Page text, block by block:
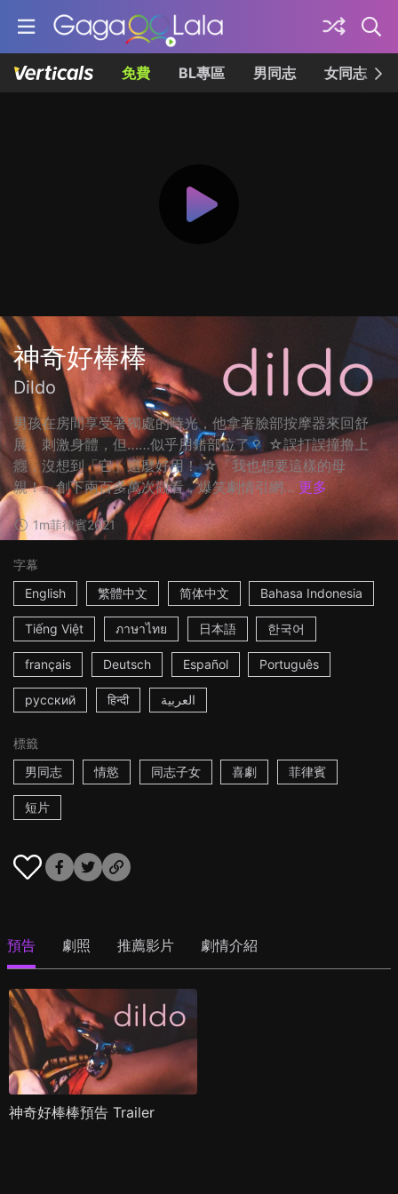
免費 BL專區 男同志 女同志
神奇好棒棒
Dildo
男孩在房間享受著獨處的時光，他拿著臉部按摩器來回舒
展、刺激身體，但……似乎用錯部位了？ ☆誤打誤撞撸上
癮，沒想到「它」這麼好用！ ☆「我也想要這樣的母
親！」創下兩百多萬次觀看，爆笑劇情引網... 更多
1m菲律賓2021
字幕
English
繁體中文 简体中文 Bahasa Indonesia
Tiếng Việt ภาษาไทย 日本語 한국어
français Deutsch Español Português
русский हिन्दी العربية
標籤
男同志
情慾 同志子女 喜劇 菲律賓
短片
預告 劇照 推薦影片 劇情介紹
神奇好棒棒預告 Trailer